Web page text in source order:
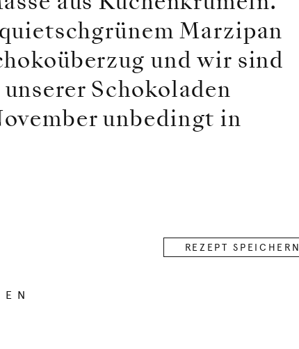
Marzipan
und wir sind
Schokoladen
unbedingt in
REZEPT SPEICHERN